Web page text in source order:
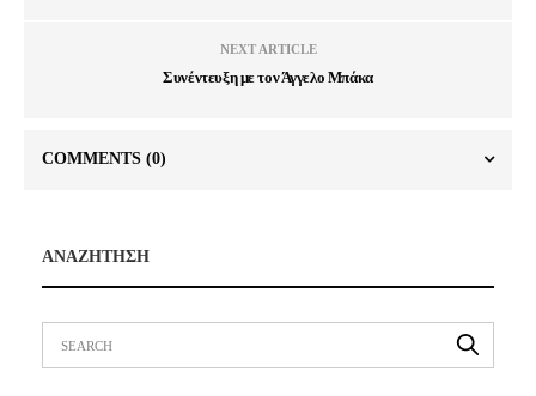
NEXT ARTICLE
Συνέντευξη με τον Άγγελο Μπάκα
COMMENTS (0)
ΑΝΑΖΗΤΗΣΗ